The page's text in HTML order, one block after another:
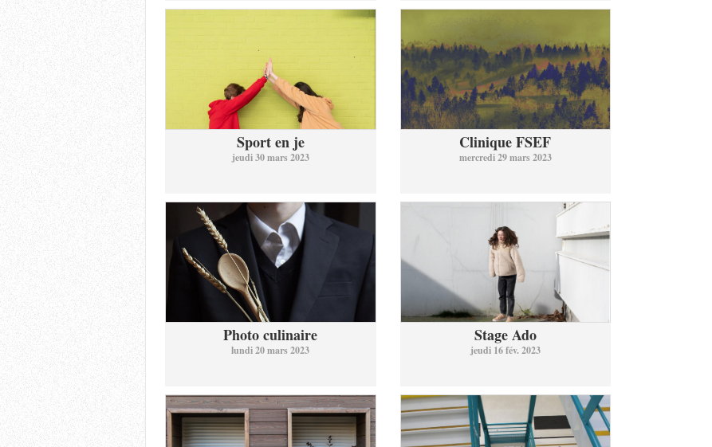
Sport en je
jeudi 30 mars 2023
Clinique FSEF
mercredi 29 mars 2023
Photo culinaire
lundi 20 mars 2023
Stage Ado
jeudi 16 fév. 2023